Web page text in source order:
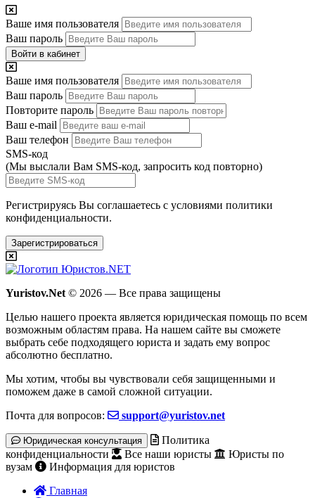
Ваше имя пользователя
Ваш пароль
Войти в кабинет
Ваше имя пользователя
Ваш пароль
Повторите пароль
Ваш e-mail
Ваш телефон
SMS-код
(Мы выслали Вам SMS-код, запросить код повторно)
Регистрируясь Вы соглашаетесь с условиями политики
конфиденциальности.
Зарегистрироваться
Yuristov.Net © 2026 — Все права защищены
Целью нашего проекта является юридическая помощь по всем
возможным областям права. На нашем сайте вы сможете
выбрать себе подходящего юриста и задать ему вопрос
абсолютно бесплатно.
Мы хотим, чтобы вы чувствовали себя защищенными и
поможем даже в самой сложной ситуации.
Почта для вопросов:
support@yuristov.net
Юридическая консультация
Политика
конфиденциальности
Все наши юристы
Юристы по
вузам
Информация для юристов
Главная